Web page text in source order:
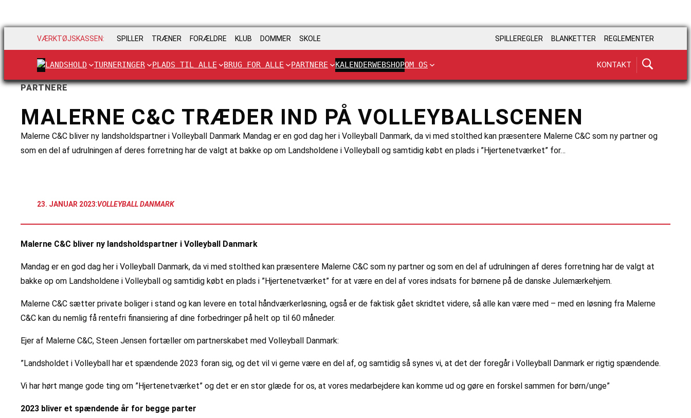
VÆRKTØJSKASSEN: SPILLER TRÆNER FORÆLDRE KLUB DOMMER SKOLE SPILLEREGLER BLANKETTER REGLEMENTER
LANDSHOLD TURNERINGER PLADS TIL ALLE BRUG FOR ALLE PARTNERE KALENDERWEBSHOPOM OS KONTAKT
PARTNERE
MALERNE C&C TRÆDER IND PÅ VOLLEYBALLSCENEN
Malerne C&C bliver ny landsholdspartner i Volleyball Danmark Mandag er en god dag her i Volleyball Danmark, da vi med stolthed kan præsentere Malerne C&C som ny partner og
som en del af udrulningen af deres forretning har de valgt at bakke op om Landsholdene i Volleyball og samtidig købt en plads i ”Hjertenetværket” for…
23. JANUAR 2023:VOLLEYBALL DANMARK
Malerne C&C bliver ny landsholdspartner i Volleyball Danmark
Mandag er en god dag her i Volleyball Danmark, da vi med stolthed kan præsentere Malerne C&C som ny partner og som en del af udrulningen af deres forretning har de valgt at
bakke op om Landsholdene i Volleyball og samtidig købt en plads i ”Hjertenetværket” for at være en del af vores indsats for børnene på de danske Julemærkehjem.
Malerne C&C sætter private boliger i stand og kan levere en total håndværkerløsning, også er de faktisk gået skridtet videre, så alle kan være med – med en løsning fra Malerne
C&C kan du nemlig få rentefri finansiering af dine forbedringer på helt op til 60 måneder.
Ejer af Malerne C&C, Steen Jensen fortæller om partnerskabet med Volleyball Danmark:
”Landsholdet i Volleyball har et spændende 2023 foran sig, og det vil vi gerne være en del af, og samtidig så synes vi, at det der foregår i Volleyball Danmark er rigtig spændende.
Vi har hørt mange gode ting om ”Hjertenetværket” og det er en stor glæde for os, at vores medarbejdere kan komme ud og gøre en forskel sammen for børn/unge”
2023 bliver et spændende år for begge parter